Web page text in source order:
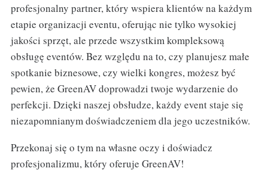
profesjonalny partner, który wspiera klientów na każdym
etapie organizacji eventu, oferując nie tylko wysokiej
jakości sprzęt, ale przede wszystkim kompleksową
obsługę eventów. Bez względu na to, czy planujesz małe
spotkanie biznesowe, czy wielki kongres, możesz być
pewien, że GreenAV doprowadzi twoje wydarzenie do
perfekcji. Dzięki naszej obsłudze, każdy event staje się
niezapomnianym doświadczeniem dla jego uczestników.
Przekonaj się o tym na własne oczy i doświadcz
profesjonalizmu, który oferuje GreenAV!